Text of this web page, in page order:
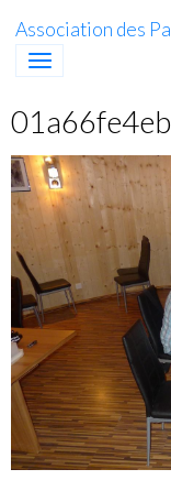
Association des